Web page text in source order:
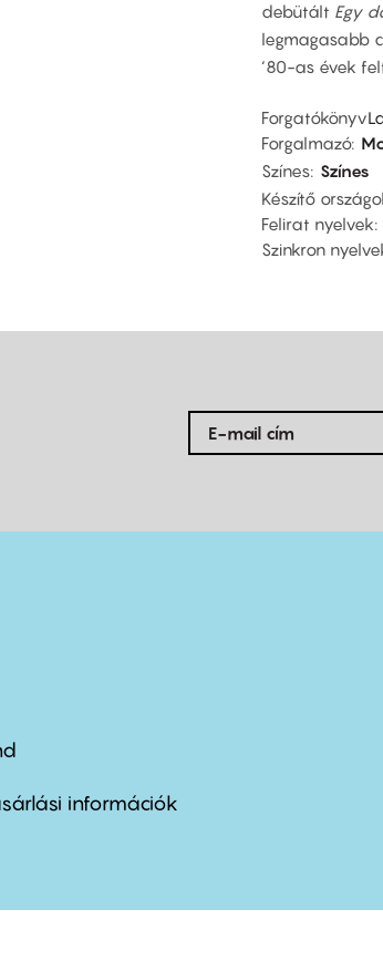
debütált Egy
legmagasabb
‘80-as évek
Forgatókönyv
Forgalmazó
Színes Színes
Készítő
Felirat nyelvek
Szinkron
információk